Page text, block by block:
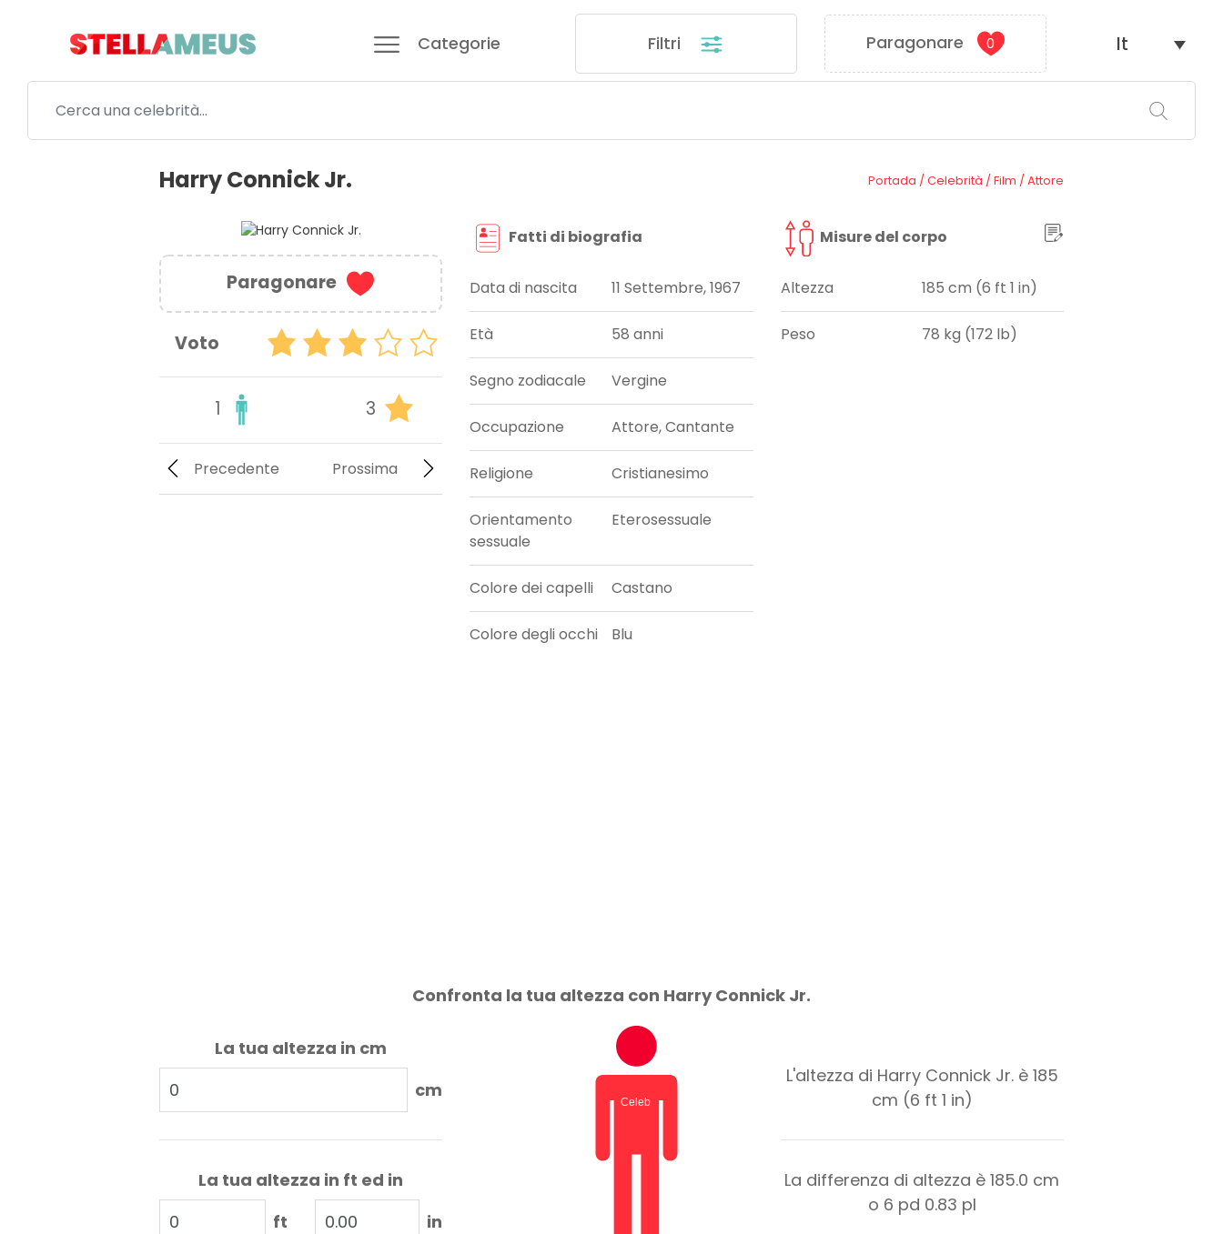
Categorie Filtri Paragonare 0 It
Harry Connick Jr. Portada /Celebrità /Film /Attore
Paragonare
Voto
1 3
Prossima
Precedente
Fatti di biografia
Data di nascita 11 Settembre, 1967
Età 58 anni
Segno zodiacale Vergine
Occupazione Attore, Cantante
Religione Cristianesimo
Orientamento
sessuale
Eterosessuale
Colore dei capelli Castano
Colore degli occhi Blu
Misure del corpo
Altezza 185 cm (6 ft 1 in)
Peso 78 kg (172 lb)
Confronta la tua altezza con Harry Connick Jr.
La tua altezza in cm
cm
La tua altezza in ft ed in
ft
in
L'altezza di Harry Connick Jr. è 185
cm (6 ft 1 in)
La differenza di altezza è185.0 cm
o 6 pd 0.83 pl